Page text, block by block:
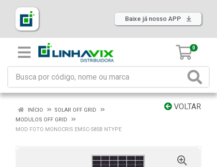
Baixe já nosso APP
0
VOLTAR
INÍCIO
SOLAR OFF GRID
MODULOS OFF GRID
MOD FOTO MONOCRIS EMSC-585B NTYPE